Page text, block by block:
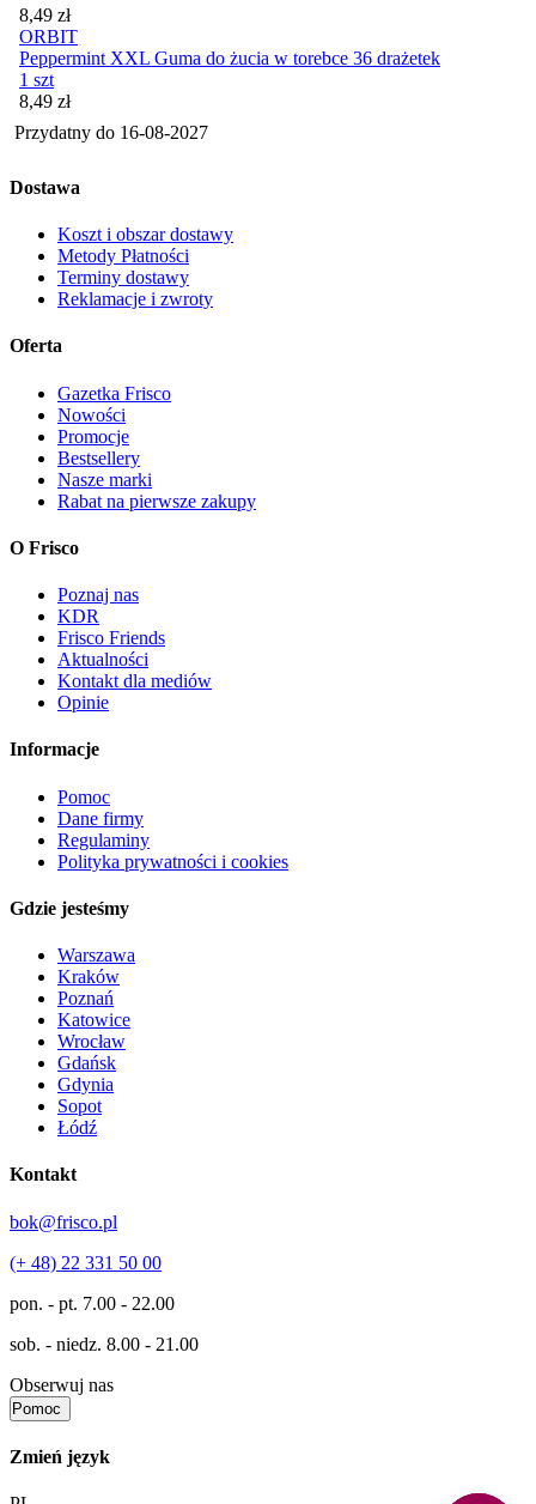
Cena
8,49 zł
ORBIT
Peppermint XXL Guma do żucia w torebce 36 drażetek
1 szt
Cena
8,49 zł
Przydatny do 16-08-2027
Dostawa
Koszt i obszar dostawy
Metody Płatności
Terminy dostawy
Reklamacje i zwroty
Oferta
Gazetka Frisco
Nowości
Promocje
Bestsellery
Nasze marki
Rabat na pierwsze zakupy
O Frisco
Poznaj nas
KDR
Frisco Friends
Aktualności
Kontakt dla mediów
Opinie
Informacje
Pomoc
Dane firmy
Regulaminy
Polityka prywatności i cookies
Gdzie jesteśmy
Warszawa
Kraków
Poznań
Katowice
Wrocław
Gdańsk
Gdynia
Sopot
Łódź
Kontakt
bok@frisco.pl
(+ 48) 22 331 50 00
pon. - pt. 7.00 - 22.00
sob. - niedz. 8.00 - 21.00
Obserwuj nas
Pomoc
Zmień język